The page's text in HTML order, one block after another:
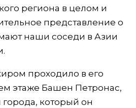
региона в целом и
представление о
наши соседи в Азии
проходило в его
этаже Башен Петронас,
который он